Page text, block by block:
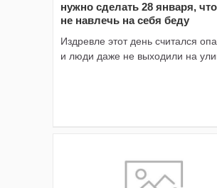
нужно сделать 28 января,
не навлечь на себя беду
Издревле этот день считался
и люди даже не выходили на